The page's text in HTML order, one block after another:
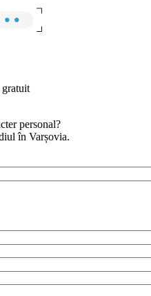
personal?
în Varșovia.